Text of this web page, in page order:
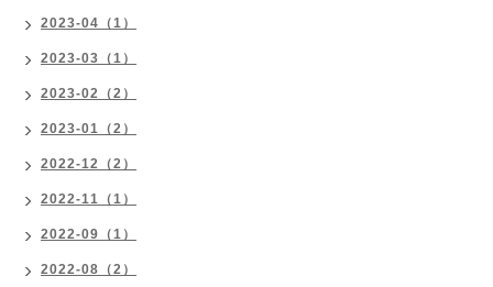
2023-04（1）
2023-03（1）
2023-02（2）
2023-01（2）
2022-12（2）
2022-11（1）
2022-09（1）
2022-08（2）